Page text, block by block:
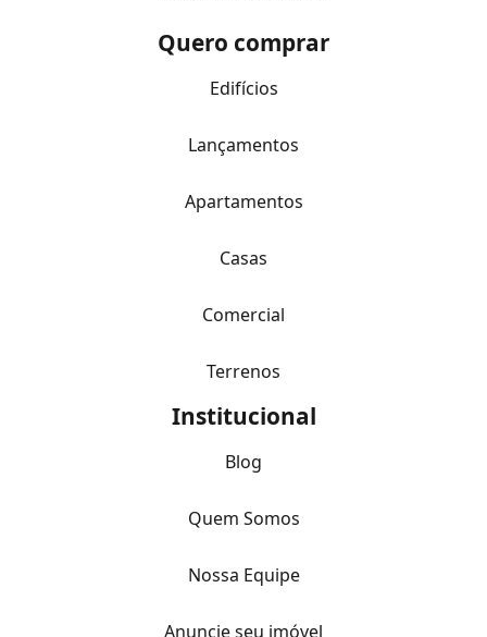
Quero comprar
Edifícios
Lançamentos
Apartamentos
Casas
Comercial
Terrenos
Institucional
Blog
Quem Somos
Nossa Equipe
Anuncie seu imóvel